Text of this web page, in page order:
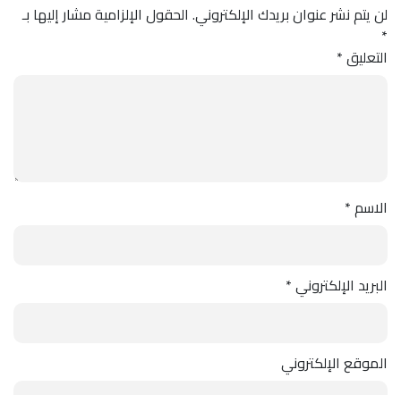
لن يتم نشر عنوان بريدك الإلكتروني. الحقول الإلزامية مشار إليها بـ
*
التعليق*
الاسم*
البريد الإلكتروني*
الموقع الإلكتروني